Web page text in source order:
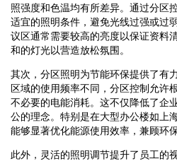
照强度和色温均有所差异。通过分区
适宜的照明条件，避免光线过强或过
议区通常需要较高的亮度以保证资料
和的灯光以营造放松氛围。
其次，分区照明为节能环保提供了有
区域的使用频率不同，分区控制允许
不必要的电能消耗。这不仅降低了企
公的理念。特别是在大型办公楼如上
能够显著优化能源使用效率，兼顾环
此外，灵活的照明调节提升了员工的